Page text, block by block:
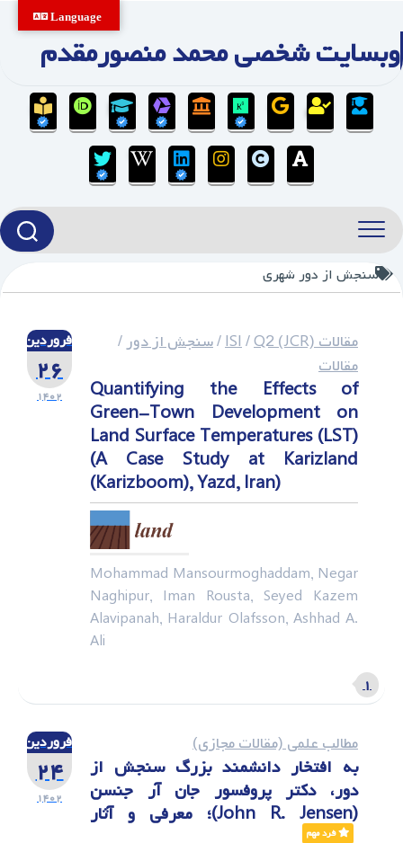
to
content
وبسایت شخصی محمد منصورمقدم
سنجش از دور شهری
فروردین
۲۶
۱۴۰۲
مقالات ISI /Q2 (JCR)
/سنجش از دور/
مقالات
Quantifying the Effects of
Green-Town Development on
Land Surface Temperatures (LST)
(A Case Study at Karizland
(Karizboom), Yazd, Iran)
Mohammad Mansourmoghaddam, Negar
Naghipur, Iman Rousta, Seyed Kazem
Alavipanah, Haraldur Olafsson, Ashhad A.
Ali
۱
فروردین
۲۴
۱۴۰۲
مطالب علمی (مقالات مجازی)
به افتخار دانشمند بزرگ سنجش از
دور، دکتر پروفسور جان آر جنسن
(John R. Jensen)؛ معرفی و آثار
فرد مهم
Language